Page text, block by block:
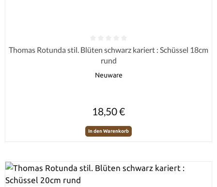
Durchschnittliche Bewertung von 0 von 5 Sternen
Thomas Rotunda stil. Blüten schwarz kariert : Schüssel 18cm
rund
Neuware
18,50 €
In den Warenkorb